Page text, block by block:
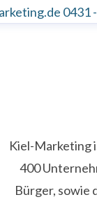
0431
Kiel-Marketing
400
Bürger, sowie